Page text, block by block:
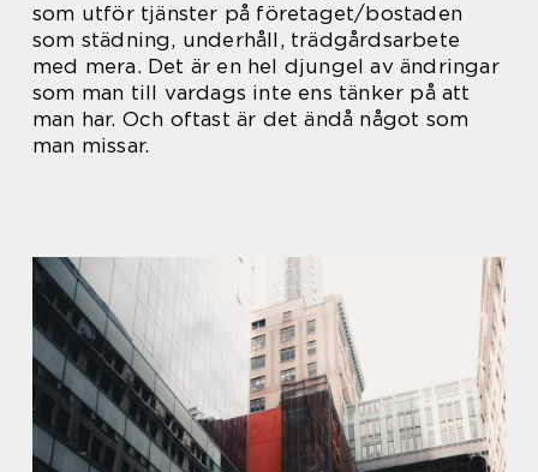
som utför tjänster på företaget/bostaden
som städning, underhåll, trädgårdsarbete
med mera. Det är en hel djungel av ändringar
som man till vardags inte ens tänker på att
man har. Och oftast är det ändå något som
man missar.